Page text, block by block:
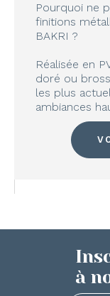
Pourquoi ne
finitions
BAKRI ?
Réalisée en
doré ou
les plus
ambiances
à